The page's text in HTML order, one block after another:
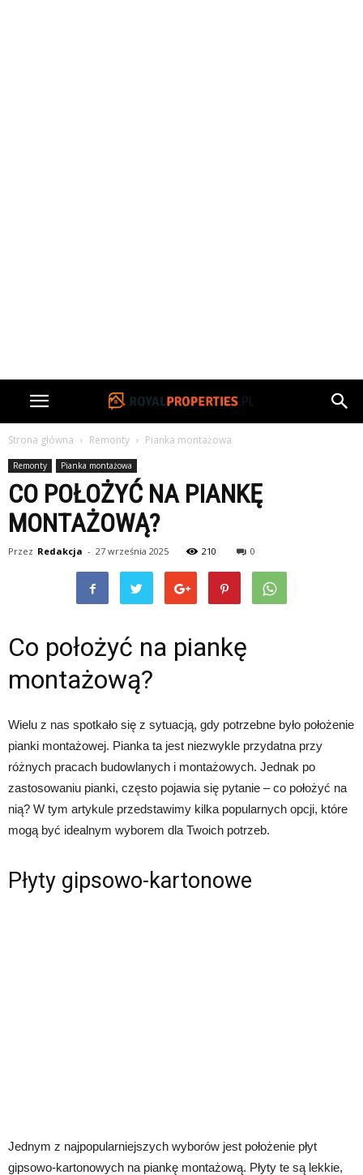
Strona główna Remonty Pianka montażowa
Remonty Pianka montażowa
CO POŁOŻYĆ NA PIANKĘ
MONTAŻOWĄ?
Przez Redakcja - 27 września 2025 210 0
Co położyć na piankę
montażową?
Wielu z nas spotkało się z sytuacją, gdy potrzebne było położenie
pianki montażowej. Pianka ta jest niezwykle przydatna przy
różnych pracach budowlanych i montażowych. Jednak po
zastosowaniu pianki, często pojawia się pytanie – co położyć na
nią? W tym artykule przedstawimy kilka popularnych opcji, które
mogą być idealnym wyborem dla Twoich potrzeb.
Płyty gipsowo-kartonowe
Jednym z najpopularniejszych wyborów jest położenie płyt
gipsowo-kartonowych na piankę montażową. Płyty te są lekkie,